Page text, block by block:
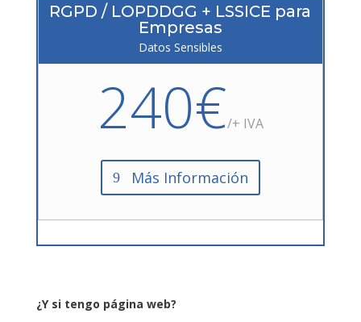
RGPD / LOPDDGG + LSSICE para
Empresas
Datos Sensibles
240€/+ IVA
Más Información
¿Y si tengo página web?